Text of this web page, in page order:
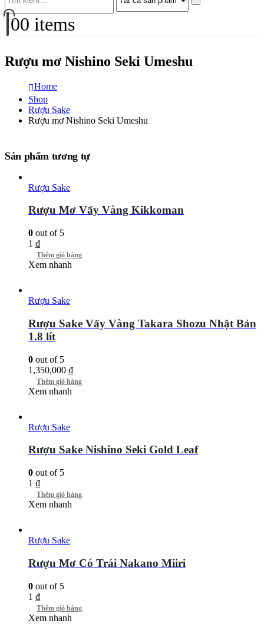
00 items
Rượu mơ Nishino Seki Umeshu
Home
Shop
Rượu Sake
Rượu mơ Nishino Seki Umeshu
Sản phẩm tương tự
Rượu Sake
Rượu Mơ Vẩy Vàng Kikkoman
0 out of 5
1 ₫
Thêm giỏ hàng
Xem nhanh
Rượu Sake
Rượu Sake Vẩy Vàng Takara Shozu Nhật Bản
1.8 lít
0 out of 5
1,350,000 ₫
Thêm giỏ hàng
Xem nhanh
Rượu Sake
Rượu Sake Nishino Seki Gold Leaf
0 out of 5
1 ₫
Thêm giỏ hàng
Xem nhanh
Rượu Sake
Rượu Mơ Có Trái Nakano Miiri
0 out of 5
1 ₫
Thêm giỏ hàng
Xem nhanh